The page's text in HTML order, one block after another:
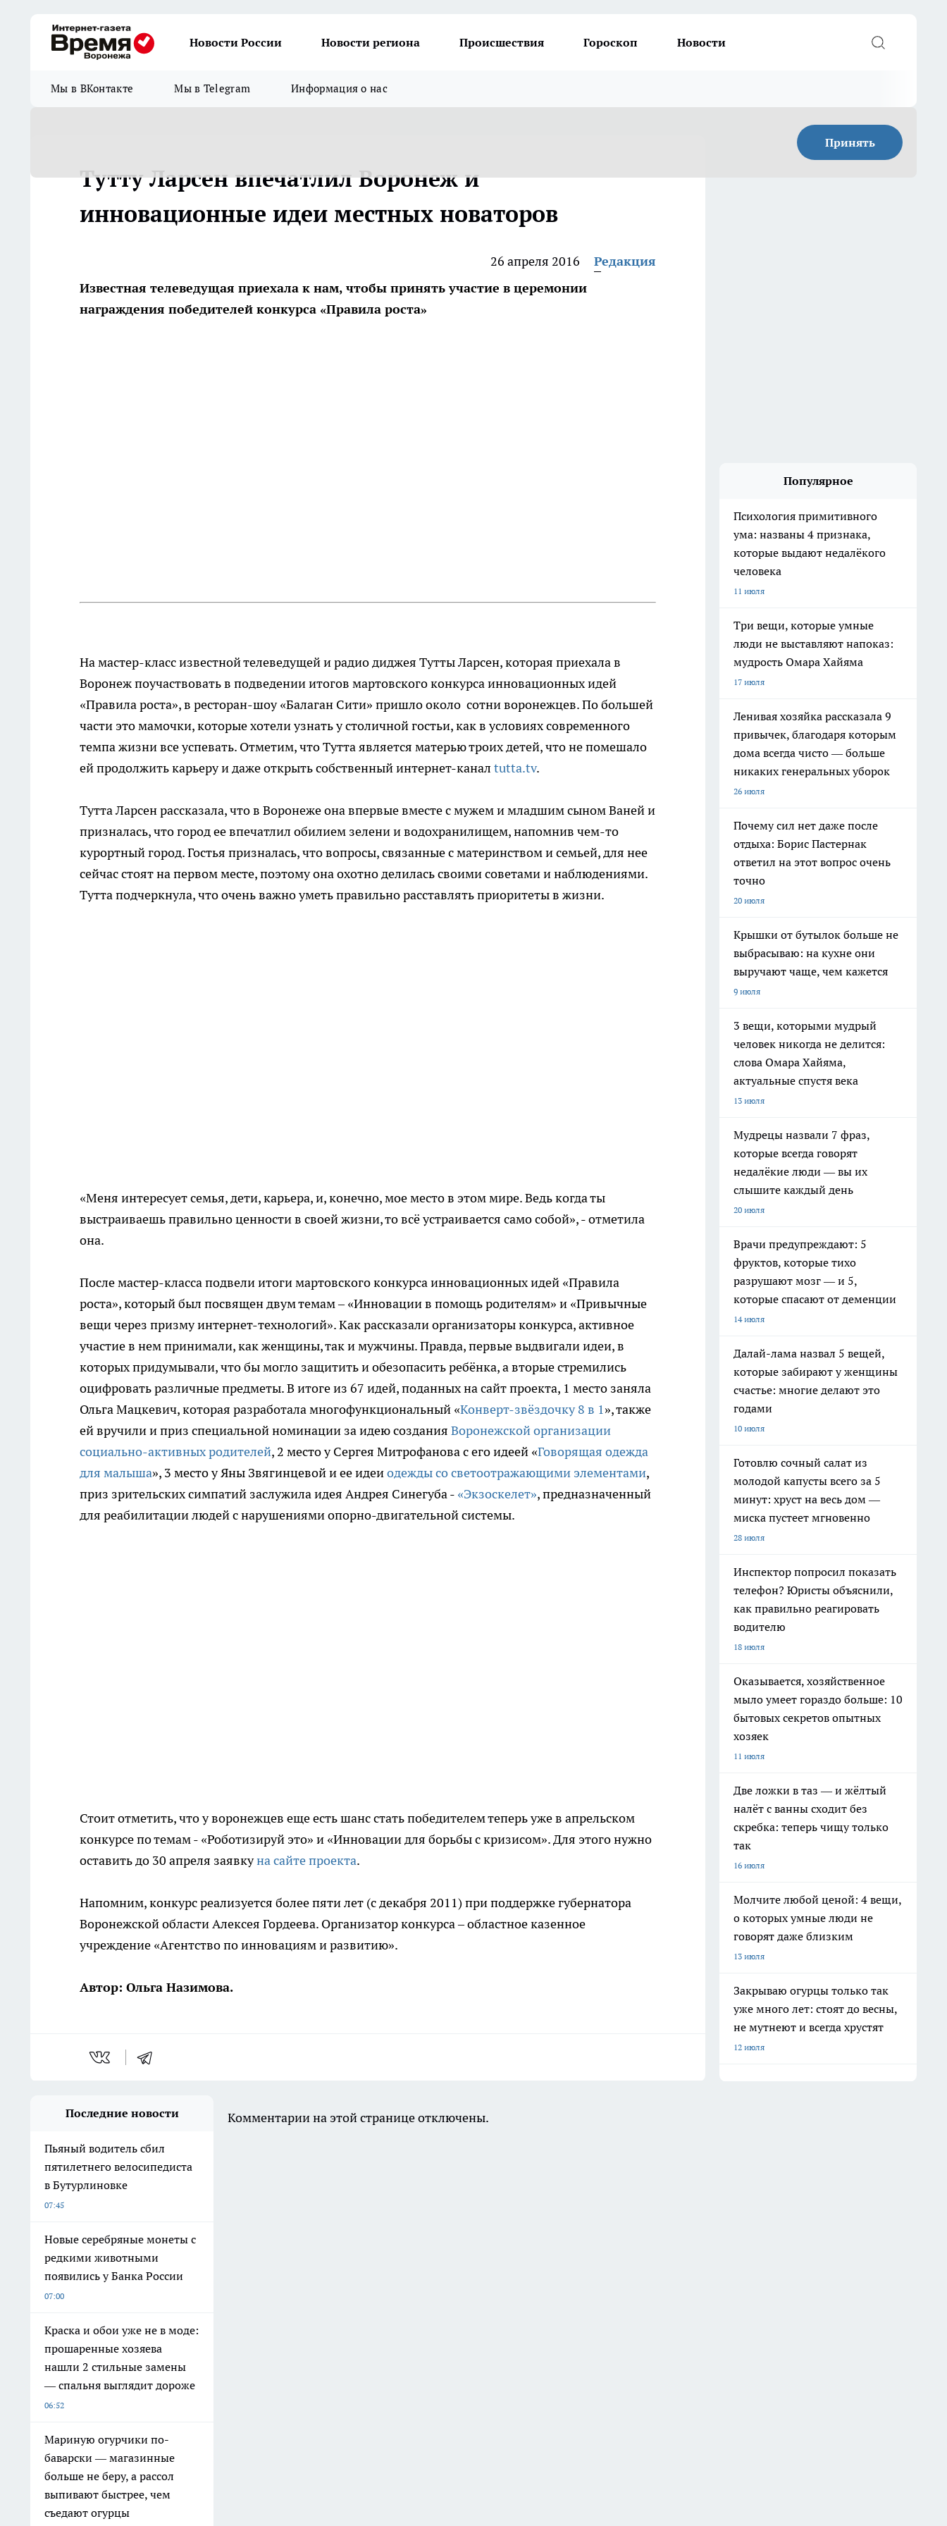
Новости России Новости региона Происшествия Гороскоп Новости
Мы в ВКонтакте Мы в Telegram Информация о нас
Принять
Тутту Ларсен впечатлил Воронеж и
инновационные идеи местных новаторов
26 апреля 2016
Редакция
Известная телеведущая приехала к нам, чтобы принять участие в церемонии
награждения победителей конкурса «Правила роста»
На мастер-класс известной телеведущей и радио диджея Тутты Ларсен, которая приехала в
Воронеж поучаствовать в подведении итогов мартовского конкурса инновационных идей
«Правила роста», в ресторан-шоу «Балаган Сити» пришло около сотни воронежцев. По большей
части это мамочки, которые хотели узнать у столичной гостьи, как в условиях современного
темпа жизни все успевать. Отметим, что Тутта является матерью троих детей, что не помешало
ей продолжить карьеру и даже открыть собственный интернет-канал tutta.tv.
Тутта Ларсен рассказала, что в Воронеже она впервые вместе с мужем и младшим сыном Ваней и
призналась, что город ее впечатлил обилием зелени и водохранилищем, напомнив чем-то
курортный город. Гостья призналась, что вопросы, связанные с материнством и семьей, для нее
сейчас стоят на первом месте, поэтому она охотно делилась своими советами и наблюдениями.
Тутта подчеркнула, что очень важно уметь правильно расставлять приоритеты в жизни.
«Меня интересует семья, дети, карьера, и, конечно, мое место в этом мире. Ведь когда ты
выстраиваешь правильно ценности в своей жизни, то всё устраивается само собой», - отметила
она.
После мастер-класса подвели итоги мартовского конкурса инновационных идей «Правила
роста», который был посвящен двум темам – «Инновации в помощь родителям» и «Привычные
вещи через призму интернет-технологий». Как рассказали организаторы конкурса, активное
участие в нем принимали, как женщины, так и мужчины. Правда, первые выдвигали идеи, в
которых придумывали, что бы могло защитить и обезопасить ребёнка, а вторые стремились
оцифровать различные предметы. В итоге из 67 идей, поданных на сайт проекта, 1 место заняла
Ольга Мацкевич, которая разработала многофункциональный «Конверт-звёздочку 8 в 1», также
ей вручили и приз специальной номинации за идею создания Воронежской организации
социально-активных родителей, 2 место у Сергея Митрофанова с его идеей «Говорящая одежда
для малыша», 3 место у Яны Звягинцевой и ее идеиодежды со светоотражающими элементами,
приз зрительских симпатий заслужила идея Андрея Синегуба - «Экзоскелет», предназначенный
для реабилитации людей с нарушениями опорно-двигательной системы.
Стоит отметить, что у воронежцев еще есть шанс стать победителем теперь уже в апрельском
конкурсе по темам - «Роботизируй это» и «Инновации для борьбы с кризисом». Для этого нужно
оставить до 30 апреля заявкуна сайте проекта.
Напомним, конкурс реализуется более пяти лет (с декабря 2011) при поддержке губернатора
Воронежской области Алексея Гордеева. Организатор конкурса – областное казенное
учреждение «Агентство по инновациям и развитию».
Автор: Ольга Назимова.
Популярное
Психология примитивного
ума: названы 4 признака,
которые выдают недалёкого
человека
11 июля
Три вещи, которые умные
люди не выставляют напоказ:
мудрость Омара Хайяма
17 июля
Ленивая хозяйка рассказала 9
привычек, благодаря которым
дома всегда чисто — больше
никаких генеральных уборок
26 июля
Почему сил нет даже после
отдыха: Борис Пастернак
ответил на этот вопрос очень
точно
20 июля
Крышки от бутылок больше не
выбрасываю: на кухне они
выручают чаще, чем кажется
9 июля
3 вещи, которыми мудрый
человек никогда не делится:
слова Омара Хайяма,
актуальные спустя века
13 июля
Мудрецы назвали 7 фраз,
которые всегда говорят
недалёкие люди — вы их
слышите каждый день
20 июля
Врачи предупреждают: 5
фруктов, которые тихо
разрушают мозг — и 5,
которые спасают от деменции
14 июля
Далай-лама назвал 5 вещей,
которые забирают у женщины
счастье: многие делают это
годами
10 июля
Готовлю сочный салат из
молодой капусты всего за 5
минут: хруст на весь дом —
миска пустеет мгновенно
28 июля
Инспектор попросил показать
телефон? Юристы объяснили,
как правильно реагировать
водителю
18 июля
Оказывается, хозяйственное
мыло умеет гораздо больше: 10
бытовых секретов опытных
хозяек
11 июля
Две ложки в таз — и жёлтый
налёт с ванны сходит без
скребка: теперь чищу только
так
16 июля
Молчите любой ценой: 4 вещи,
о которых умные люди не
говорят даже близким
13 июля
Закрываю огурцы только так
уже много лет: стоят до весны,
не мутнеют и всегда хрустят
12 июля
Последние новости
Пьяный водитель сбил
пятилетнего велосипедиста
в Бутурлиновке
07:45
Новые серебряные монеты с
редкими животными
появились у Банка России
07:00
Краска и обои уже не в моде:
прошаренные хозяева
нашли 2 стильные замены
— спальня выглядит дороже
06:52
Мариную огурчики по-
баварски — магазинные
больше не беру, а рассол
выпивают быстрее, чем
съедают огурцы
Комментарии на этой странице отключены.